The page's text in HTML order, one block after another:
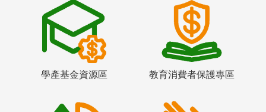
學產基金資源區 教育消費者保護專區